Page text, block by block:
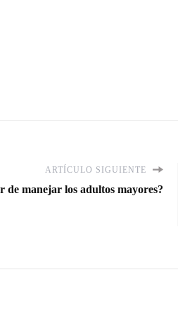
ARTÍCULO SIGUIENTE
de manejar los adultos mayores?